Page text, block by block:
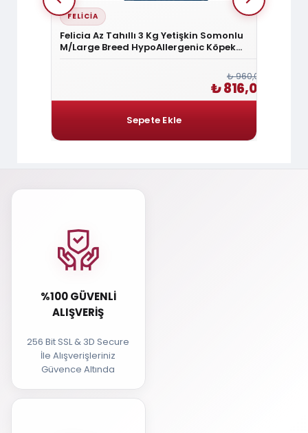
FELICIA
Felicia Az Tahıllı 3 Kg Yetişkin Somonlu
M/Large Breed HypoAllergenic Köpek
₺ 960,00
₺ 816,00
%100 GÜVENLI
ALIŞVERIŞ
256 Bit SSL & 3D Secure
İle Alışverişleriniz
Güvence Altında